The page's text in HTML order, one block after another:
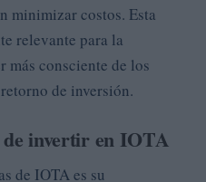
minimizar costos. Esta
relevante para la
más consciente de los
de inversión.
de invertir en IOTA
de IOTA es su